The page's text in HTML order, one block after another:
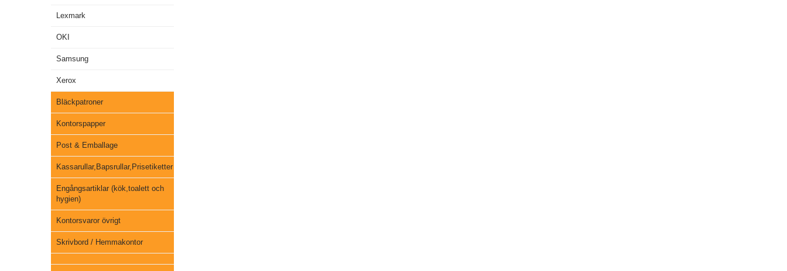
Lexmark
OKI
Samsung
Xerox
Bläckpatroner
Kontorspapper
Post & Emballage
Kassarullar,Bapsrullar,Prisetiketter
Engångsartiklar (kök,toalett och
hygien)
Kontorsvaror övrigt
Skrivbord / Hemmakontor